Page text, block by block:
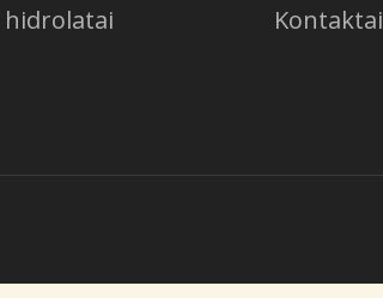
hidrolatai
Kontaktai